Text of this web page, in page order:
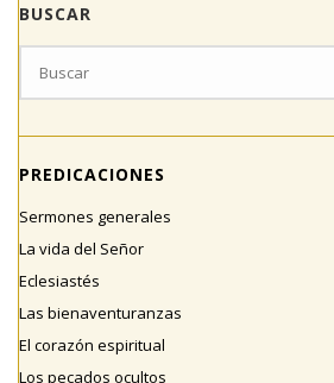
BUSCAR
PREDICACIONES
Sermones generales
La vida del Señor
Eclesiastés
Las bienaventuranzas
El corazón espiritual
Los pecados ocultos